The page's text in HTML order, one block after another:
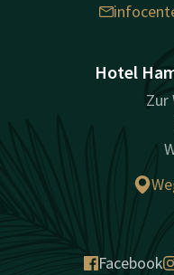
Hotel
Zur
Facebook